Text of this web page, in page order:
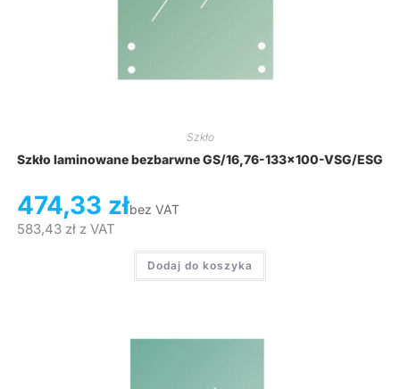
Szkło
Szkło laminowane bezbarwne GS/16,76-133×100-VSG/ESG
474,33 złbez VAT
583,43 złz VAT
Dodaj do koszyka